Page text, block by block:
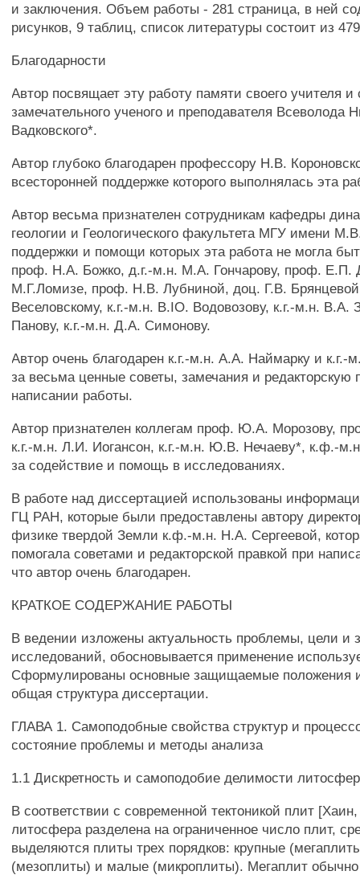
и заключения. Объем работы - 281 страница, в ней
рисунков, 9 таблиц, список литературы состоит из
Благодарности
Автор посвящает эту работу памяти своего учителя и
замечательного ученого и преподавателя Всеволода
Вадковского*.
Автор глубоко благодарен профессору Н.В.
всесторонней поддержке которого выполнялась эта
Автор весьма признателен сотрудникам кафедры
геологии и Геологического факультета МГУ имени
поддержки и помощи которых эта работа не могла
проф. H.A. Божко, д.г.-м.н. М.А. Гончарову, проф. Е.П.
М.Г.Ломизе, проф. Н.В. Лубниной, доц. Г.В.
Веселовскому, к.г.-м.н. B.IO. Водовозову, к.г.-м.н.
Панову, к.г.-м.н. Д.А. Симонову.
Автор очень благодарен к.г.-м.н. A.A. Наймарку и
за весьма ценные советы, замечания и редакторскую
написании работы.
Автор признателен коллегам проф. Ю.А. Морозову,
к.г.-м.н. Л.И. Иогансон, к.г.-м.н. Ю.В. Нечаеву*, к.ф.-
за содействие и помощь в исследованиях.
В работе над диссертацией использованы
ГЦ РАН, которые были предоставлены автору
физике твердой Земли к.ф.-м.н. H.A. Сергеевой,
помогала советами и редакторской правкой при
что автор очень благодарен.
КРАТКОЕ СОДЕРЖАНИЕ РАБОТЫ
В ведении изложены актуальность проблемы, цели и
исследований, обосновывается применение
Сформулированы основные защищаемые положения
общая структура диссертации.
ГЛАВА 1. Самоподобные свойства структур и
состояние проблемы и методы анализа
1.1 Дискретность и самоподобие делимости
В соответствии с современной тектоникой плит
литосфера разделена на ограниченное число плит,
выделяются плиты трех порядков: крупные
(мезоплиты) и малые (микроплиты). Мегаплит